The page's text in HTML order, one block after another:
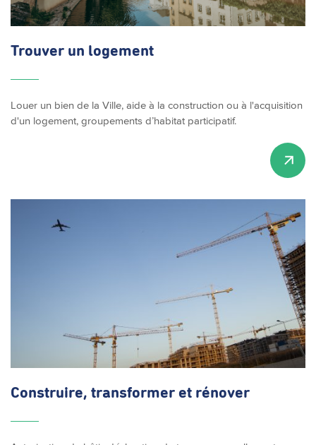
Trouver un logement
Louer un bien de la Ville, aide à la construction ou à l'acquisition
d'un logement, groupements d’habitat participatif.
Construire, transformer et rénover